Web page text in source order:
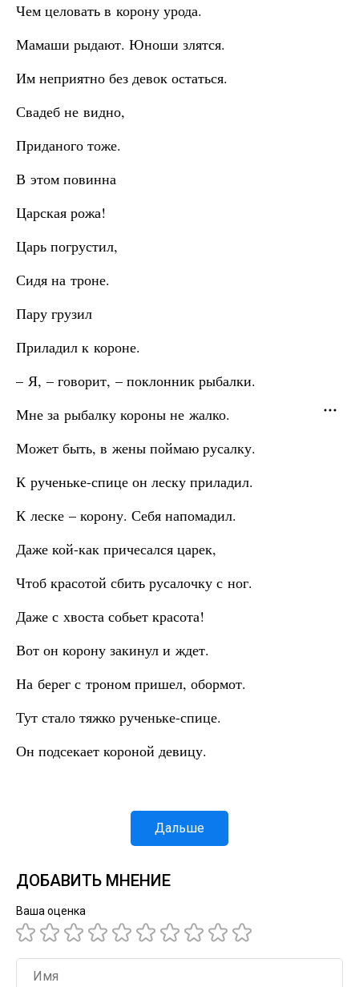
Чем целовать в корону урода.
Мамаши рыдают. Юноши злятся.
Им неприятно без девок остаться.
Свадеб не видно,
Приданого тоже.
В этом повинна
Царская рожа!
Царь погрустил,
Сидя на троне.
Пару грузил
Приладил к короне.
– Я, – говорит, – поклонник рыбалки.
Мне за рыбалку короны не жалко.
Может быть, в жены поймаю русалку.
К рученьке-спице он леску приладил.
К леске – корону. Себя напомадил.
Даже кой-как причесался царек,
Чтоб красотой сбить русалочку с ног.
Даже с хвоста собьет красота!
Вот он корону закинул и ждет.
На берег с троном пришел, обормот.
Тут стало тяжко рученьке-спице.
Он подсекает короной девицу.
Дальше
ДОБАВИТЬ МНЕНИЕ
Ваша оценка